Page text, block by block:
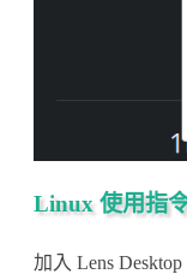
Linux 使用指
加入 Lens